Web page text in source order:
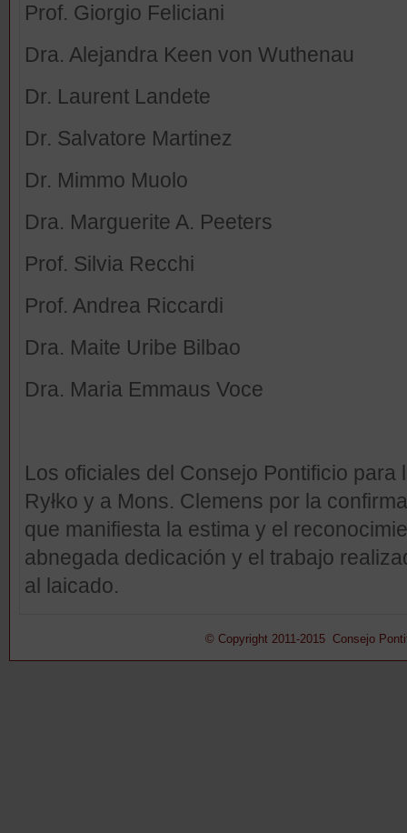
Prof. Giorgio Feliciani
Dra. Alejandra Keen von Wuthenau
Dr. Laurent Landete
Dr. Salvatore Martinez
Dr. Mimmo Muolo
Dra. Marguerite A. Peeters
Prof. Silvia Recchi
Prof. Andrea Riccardi
Dra. Maite Uribe Bilbao
Dra. Maria Emmaus Voce
Los oficiales del Consejo Pontificio para
Ryłko y a Mons. Clemens por la
que manifiesta la estima y el
abnegada dedicación y el trabajo
al laicado.
© Copyright 2011-2015 Consejo